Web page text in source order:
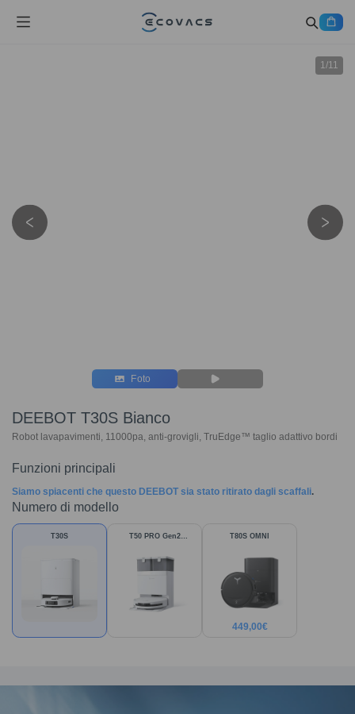
1/11
Foto
DEEBOT T30S Bianco
Robot lavapavimenti, 11000pa, anti-grovigli, TruEdge™ taglio adattivo bordi
Funzioni principali
Siamo spiacenti che questo DEEBOT sia stato ritirato dagli scaffali.
Numero di modello
T30S T50 PRO Gen2 T80S OMNI
449,00€